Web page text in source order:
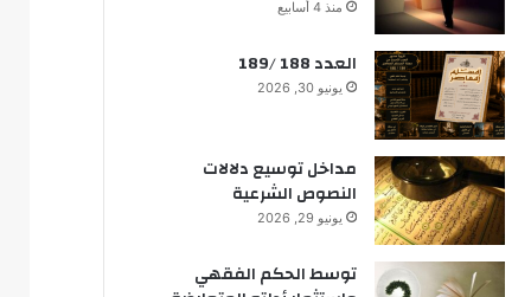
مقصد اعتبار العقل نموذجا
تجديد الفكر الاجتهادي
الحق في محاكمة عادلة
منذ 4 أسابيع
العدد 188 /189
يونيو 30, 2026
مداخل توسيع دلالات
النصوص الشرعية
يونيو 29, 2026
توسط الحكم الفقهي